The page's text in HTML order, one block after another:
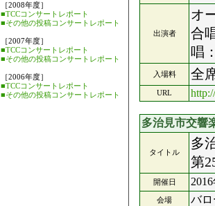
［2008年度］
■TCCコンサートレポート
■その他の投稿コンサートレポート
［2007年度］
■TCCコンサートレポート
■その他の投稿コンサートレポート
［2006年度］
■TCCコンサートレポート
■その他の投稿コンサートレポート
出演者
オ
合
唱
入場料 全
URL
多治見市交響
タイトル
多
第
開催日
会場 バ